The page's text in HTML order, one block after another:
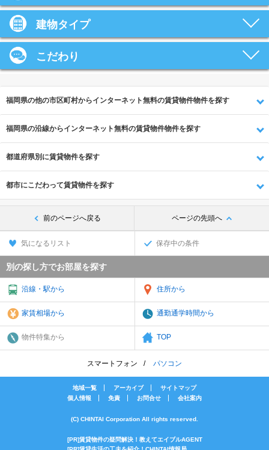
建物タイプ
こだわり
福岡県の他の市区町村からインターネット無料の賃貸物件物件を探す
福岡県の沿線からインターネット無料の賃貸物件物件を探す
都道府県別に賃貸物件を探す
都市にこだわって賃貸物件を探す
前のページへ戻る ページの先頭へ
気になるリスト 保存中の条件
別の探し方でお部屋を探す
沿線・駅から 住所から
家賃相場から 通勤通学時間から
物件特集から TOP
スマートフォン パソコン
地域一覧 アーカイブ
サイトマップ
個人情報
免責 お問合せ 会社案内
(C) CHINTAI Corporation All rights reserved.
[PR]賃貸物件の疑問解決！教えてエイブルAGENT